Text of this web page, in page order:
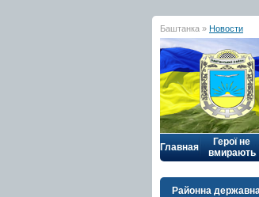
Баштанка » Новости
Главная
Герої не
вмирають
Районна державна